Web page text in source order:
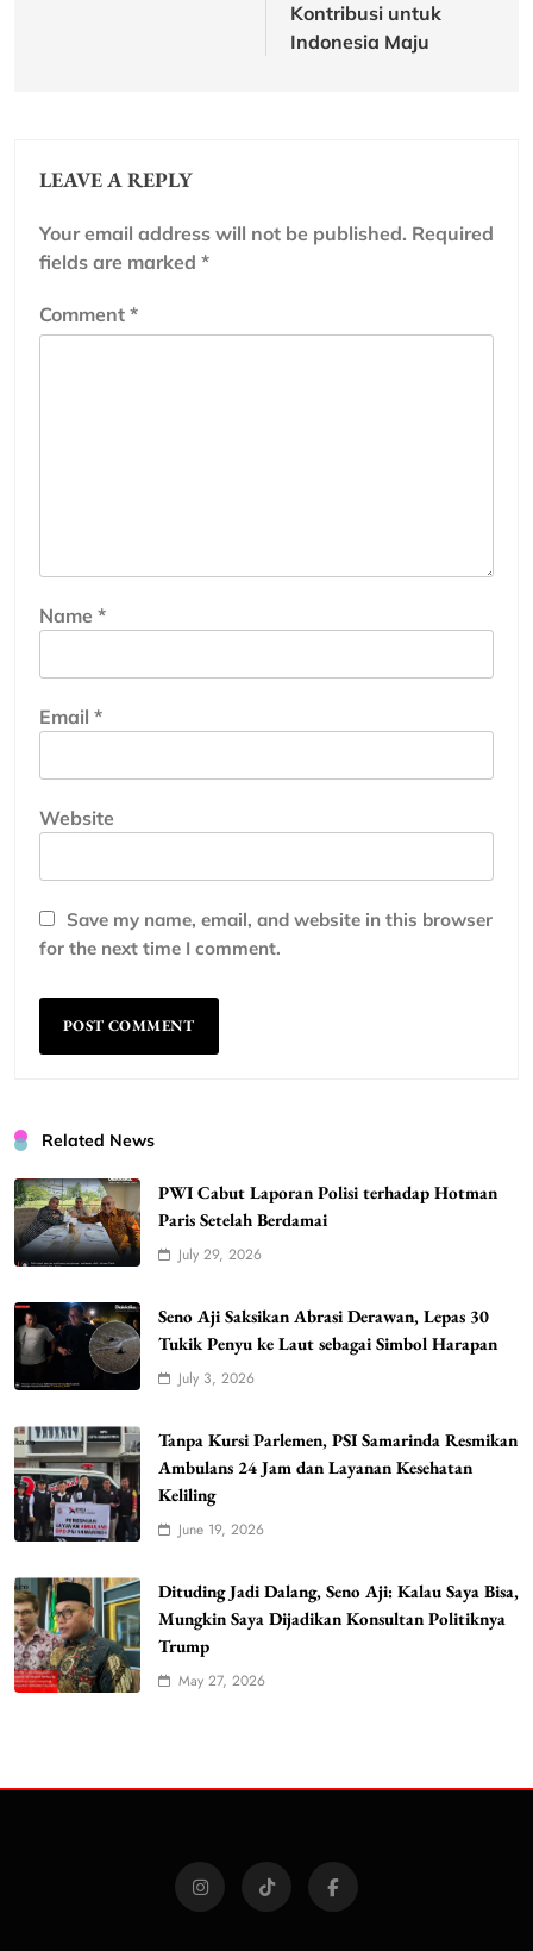
Kontribusi untuk
Indonesia Maju
LEAVE A REPLY
Your email address will not be published. Required
fields are marked *
Comment *
Name *
Email *
Website
Save my name, email, and website in this browser
for the next time I comment.
Related News
PWI Cabut Laporan Polisi terhadap Hotman
Paris Setelah Berdamai
July 29, 2026
Seno Aji Saksikan Abrasi Derawan, Lepas 30
Tukik Penyu ke Laut sebagai Simbol Harapan
July 3, 2026
Tanpa Kursi Parlemen, PSI Samarinda Resmikan
Ambulans 24 Jam dan Layanan Kesehatan
Keliling
June 19, 2026
Dituding Jadi Dalang, Seno Aji: Kalau Saya Bisa,
Mungkin Saya Dijadikan Konsultan Politiknya
Trump
May 27, 2026